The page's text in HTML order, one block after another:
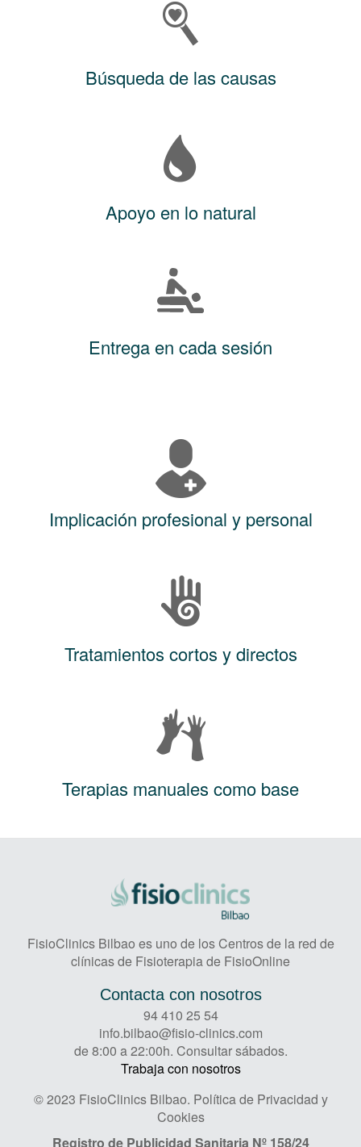
Búsqueda de las causas
Apoyo en lo natural
Entrega en cada sesión
Implicación profesional y personal
Tratamientos cortos y directos
Terapias manuales como base
FisioClinics Bilbao es uno de los Centros de la red de
clínicas de Fisioterapia de FisioOnline
Contacta con nosotros
94 410 25 54
info.bilbao@fisio-clinics.com
de 8:00 a 22:00h. Consultar sábados.
Trabaja con nosotros
© 2023 FisioClinics Bilbao. Política de Privacidad y
Cookies
Registro de Publicidad Sanitaria Nº 158/24